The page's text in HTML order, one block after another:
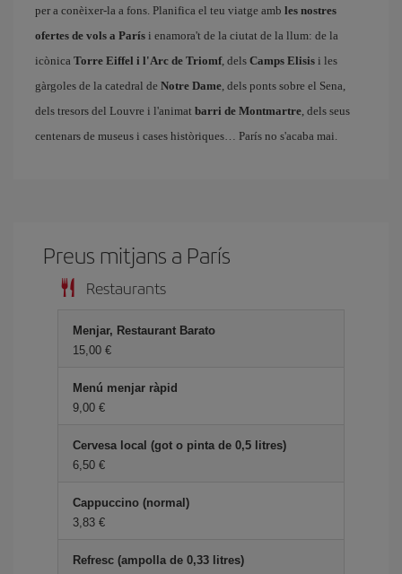
per a conèixer-la a fons. Planifica el teu viatge amb les nostres
ofertes de vols a París i enamora't de la ciutat de la llum: de la
icònica Torre Eiffel i l'Arc de Triomf, dels Camps Elisis i les
gàrgoles de la catedral de Notre Dame, dels ponts sobre el Sena,
dels tresors del Louvre i l'animat barri de Montmartre, dels seus
centenars de museus i cases històriques… París no s'acaba mai.
Preus mitjans a París
Restaurants
Menjar, Restaurant Barato
15,00
Menú menjar ràpid
9,00
Cervesa local (got o pinta de 0,5 litres)
6,50
Cappuccino (normal)
3,83
Refresc (ampolla de 0,33 litres)